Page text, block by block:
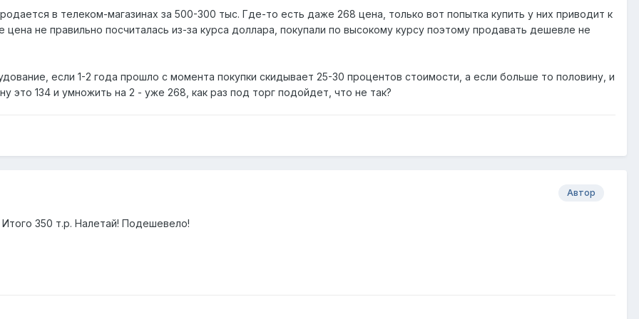
в телеком-магазинах за 500-300 тыс. Где-то есть даже 268 цена, только вот попытка купить у них приводит к
не правильно посчиталась из-за курса доллара, покупали по высокому курсу поэтому продавать дешевле не
если 1-2 года прошло с момента покупки скидывает 25-30 процентов стоимости, а если больше то половину, и
это 134 и умножить на 2 - уже 268, как раз под торг подойдет, что не так?
Автор
350 т.р. Налетай! Подешевело!